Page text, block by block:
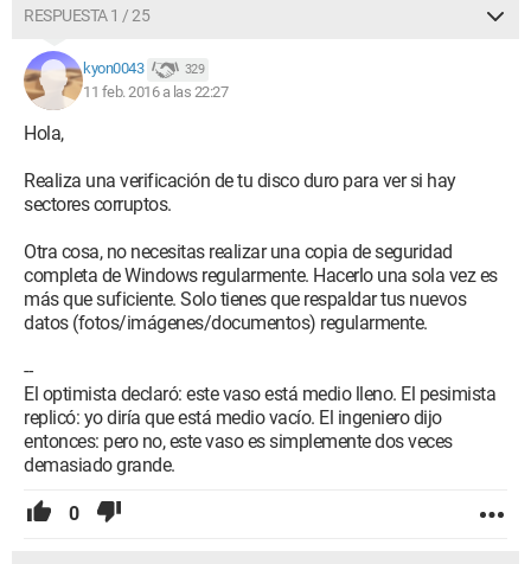
¡Hasta pronto!
Configuración:
RESPUESTA 1 / 25
kyon0043 329
11 feb. 2016 a las 22:27
Hola,
Realiza una verificación de tu disco duro para ver si hay
sectores corruptos.
Otra cosa, no necesitas realizar una copia de seguridad
completa de Windows regularmente. Hacerlo una sola vez es
más que suficiente. Solo tienes que respaldar tus nuevos
datos (fotos/imágenes/documentos) regularmente.
--
El optimista declaró: este vaso está medio lleno. El pesimista
replicó: yo diría que está medio vacío. El ingeniero dijo
entonces: pero no, este vaso es simplemente dos veces
demasiado grande.
0